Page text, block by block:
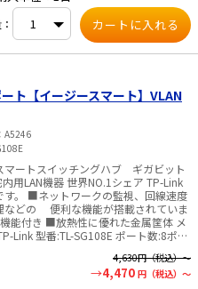
プタ 設定ガイド 認証:VCCI, CE,
社
てのご注意：予めご了承ください。メ
合により、商品改良のため仕様、外観
がございます。
ト【イージースマート】VLAN
A5246
マートスイッチングハブ ギガビット
用LAN機器 世界NO.1シェア TP-Link
、回線速度
などの 便利な機能が搭載されていま
能付き ■放熱性に優れた金属筐体 メ
型番:TL-SG108E ポート数:8ポー
1000Mbps 消費電力:最大: 5.46W
寸法:158×101×25mm 筐体:金属 付
4,630円（税込）～
4,470 円（税込）～